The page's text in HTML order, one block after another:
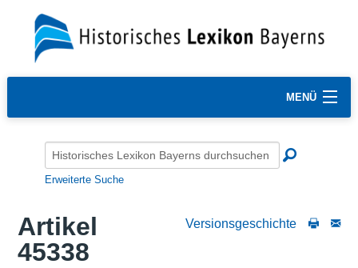
MENÜ
Erweiterte Suche
Versionsgeschichte
Artikel
45338